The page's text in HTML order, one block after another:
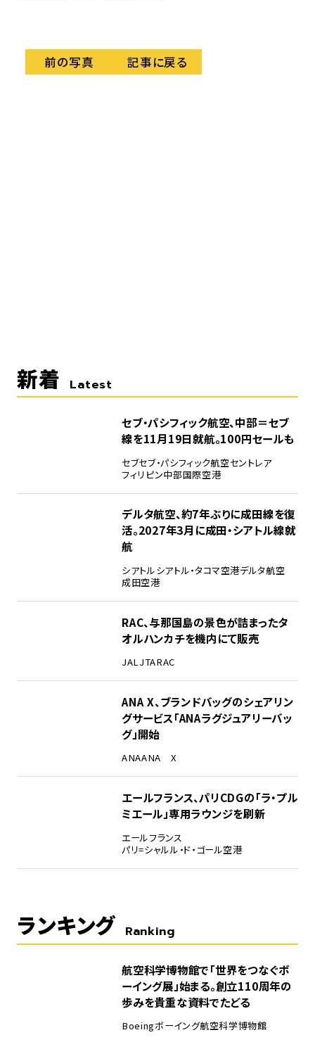
前の写真 記事に戻る
新着 Latest
セブ・パシフィック航空、中部＝セブ
線を11月19日就航。100円セールも
セブセブ・パシフィック航空セントレア
フィリピン中部国際空港
デルタ航空、約7年ぶりに成田線を復
活。2027年3月に成田・シアトル線就
航
シアトルシアトル・タコマ空港デルタ航空
成田空港
RAC、与那国島の景色が詰まったタ
オルハンカチを機内にて販売
JALJTARAC
ANA X、ブランドバッグのシェアリン
グサービス「ANAラグジュアリーバッ
グ」開始
ANAANA X
エールフランス、パリCDGの「ラ・プル
ミエール」専用ラウンジを刷新
エールフランス
パリ=シャルル・ド・ゴール空港
ランキング Ranking
航空科学博物館で「世界をつなぐボ
ーイング展」始まる。創立110周年の
歩みを貴重な資料でたどる
Boeingボーイング航空科学博物館